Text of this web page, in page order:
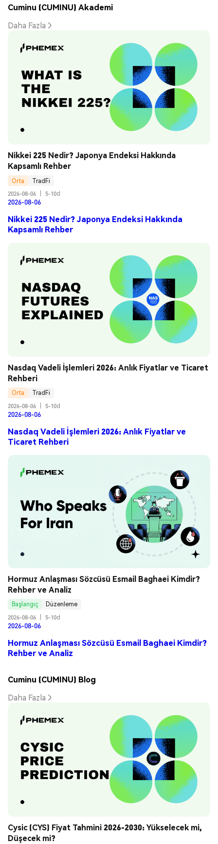
Cuminu (CUMINU) Akademi
Daha Fazla
Nikkei 225 Nedir? Japonya Endeksi Hakkında
Kapsamlı Rehber
Orta
TradFi
2026-08-06
5-10d
2026-08-06
Nikkei 225 Nedir? Japonya Endeksi Hakkında
Kapsamlı Rehber
Nasdaq Vadeli İşlemleri 2026: Anlık Fiyatlar ve Ticaret
Rehberi
Orta
TradFi
2026-08-06
5-10d
2026-08-06
Nasdaq Vadeli İşlemleri 2026: Anlık Fiyatlar ve
Ticaret Rehberi
Hormuz Anlaşması Sözcüsü Esmail Baghaei Kimdir?
Rehber ve Analiz
Başlangıç
Düzenleme
2026-08-06
5-10d
2026-08-06
Hormuz Anlaşması Sözcüsü Esmail Baghaei Kimdir?
Rehber ve Analiz
Cuminu (CUMINU) Blog
Daha Fazla
Cysic (CYS) Fiyat Tahmini 2026-2030: Yükselecek mi,
Düşecek mi?